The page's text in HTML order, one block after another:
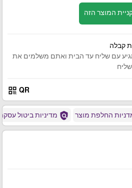
המוצר הזה
קבלה
עם שליח עד הבית ואתם משלמים את
QR
qr_code
החלפת מוצר policy מדיניות ביטול